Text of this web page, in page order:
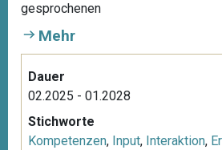
gesprochenen
Mehr
Dauer
02.2025 - 01.2028
Stichworte
Kompetenzen, Input, Interaktion,